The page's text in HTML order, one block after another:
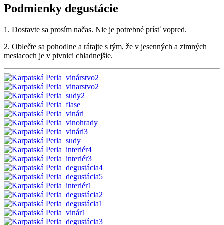
Podmienky degustácie
1. Dostavte sa prosím načas. Nie je potrebné prísť vopred.
2. Oblečte sa pohodlne a rátajte s tým, že v jesenných a zimných
mesiacoch je v pivnici chladnejšie.